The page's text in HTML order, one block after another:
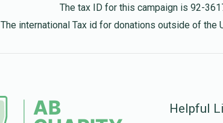
The tax ID for this campaign is 92-
The international Tax id for donations outside of the
Helpful